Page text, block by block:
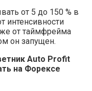
от 5 до 150 % в
интенсивности
от таймфрейма
он запущен.
Auto Profit
на Форексе